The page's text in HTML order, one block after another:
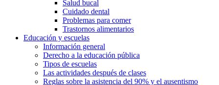
Salud bucal
Cuidado dental
Problemas para comer
Trastornos alimentarios
Educación y escuelas
Información general
Derecho a la educación pública
Tipos de escuelas
Las actividades después de clases
Reglas sobre la asistencia del 90% y el ausentismo